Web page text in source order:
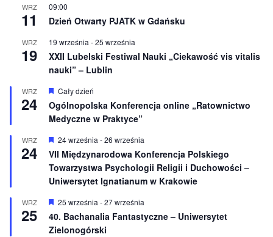
n
o
e
WRZ
11
09:00
Dzień Otwarty PJATK w Gdańsku
WRZ
19
19 września-25 września
XXII Lubelski Festiwal Nauki „Ciekawość vis vitalis
nauki” – Lublin
WRZ
24
W
r
ó
n
i
o
n
e
Cały dzień
Ogólnopolska Konferencja online „Ratownictwo
Medyczne w Praktyce”
WRZ
24
W
y
r
ó
ż
n
i
o
n
e
24 września-26 września
VII Międzynarodowa Konferencja Polskiego
Towarzystwa Psychologii Religii i Duchowości –
Uniwersytet Ignatianum w Krakowie
WRZ
25
W
r
ó
25 września-27 września
40. Bachanalia Fantastyczne – Uniwersytet
Zielonogórski